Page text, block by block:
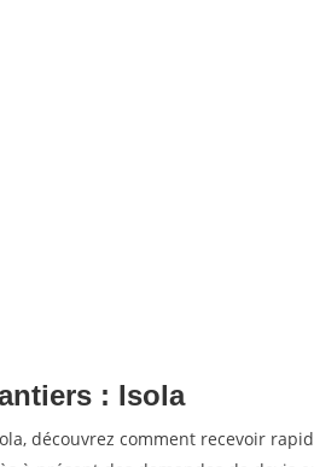
: Isola
découvrez comment recevoir